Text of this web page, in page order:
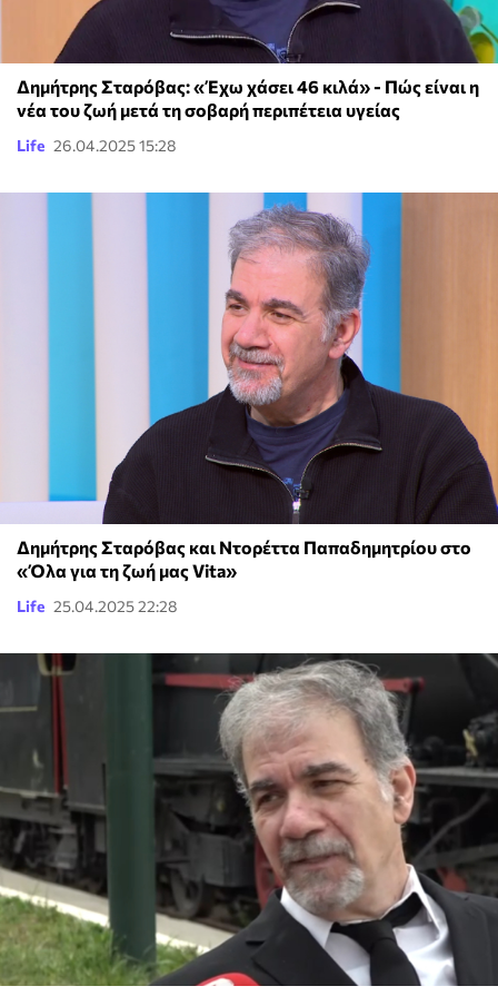
Δημήτρης Σταρόβας: «Έχω χάσει 46 κιλά» - Πώς είναι η
νέα του ζωή μετά τη σοβαρή περιπέτεια υγείας
Life 26.04.2025 15:28
Δημήτρης Σταρόβας και Ντορέττα Παπαδημητρίου στο
«Όλα για τη ζωή μας Vita»
Life 25.04.2025 22:28